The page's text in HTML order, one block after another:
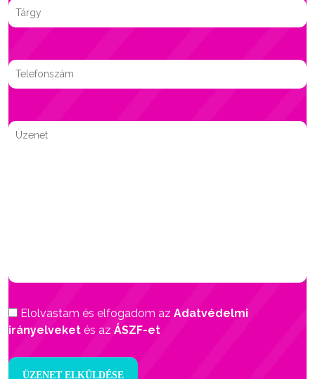
Elolvastam és elfogadom az Adatvédelmi
irányelveket és az ÁSZF-et